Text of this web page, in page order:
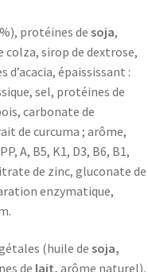
protéines de soja,
colza, sirop de dextrose,
épaississant :
sel, protéines de
carbonate de
de curcuma ; arôme,
A, B5, K1, D3, B6, B1,
de zinc, gluconate de
enzymatique,
(huile de soja,
de lait, arôme naturel),